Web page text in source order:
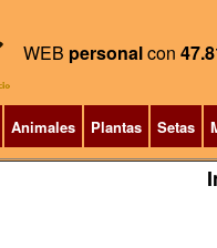
WEB personalcon
Animales Plantas Setas